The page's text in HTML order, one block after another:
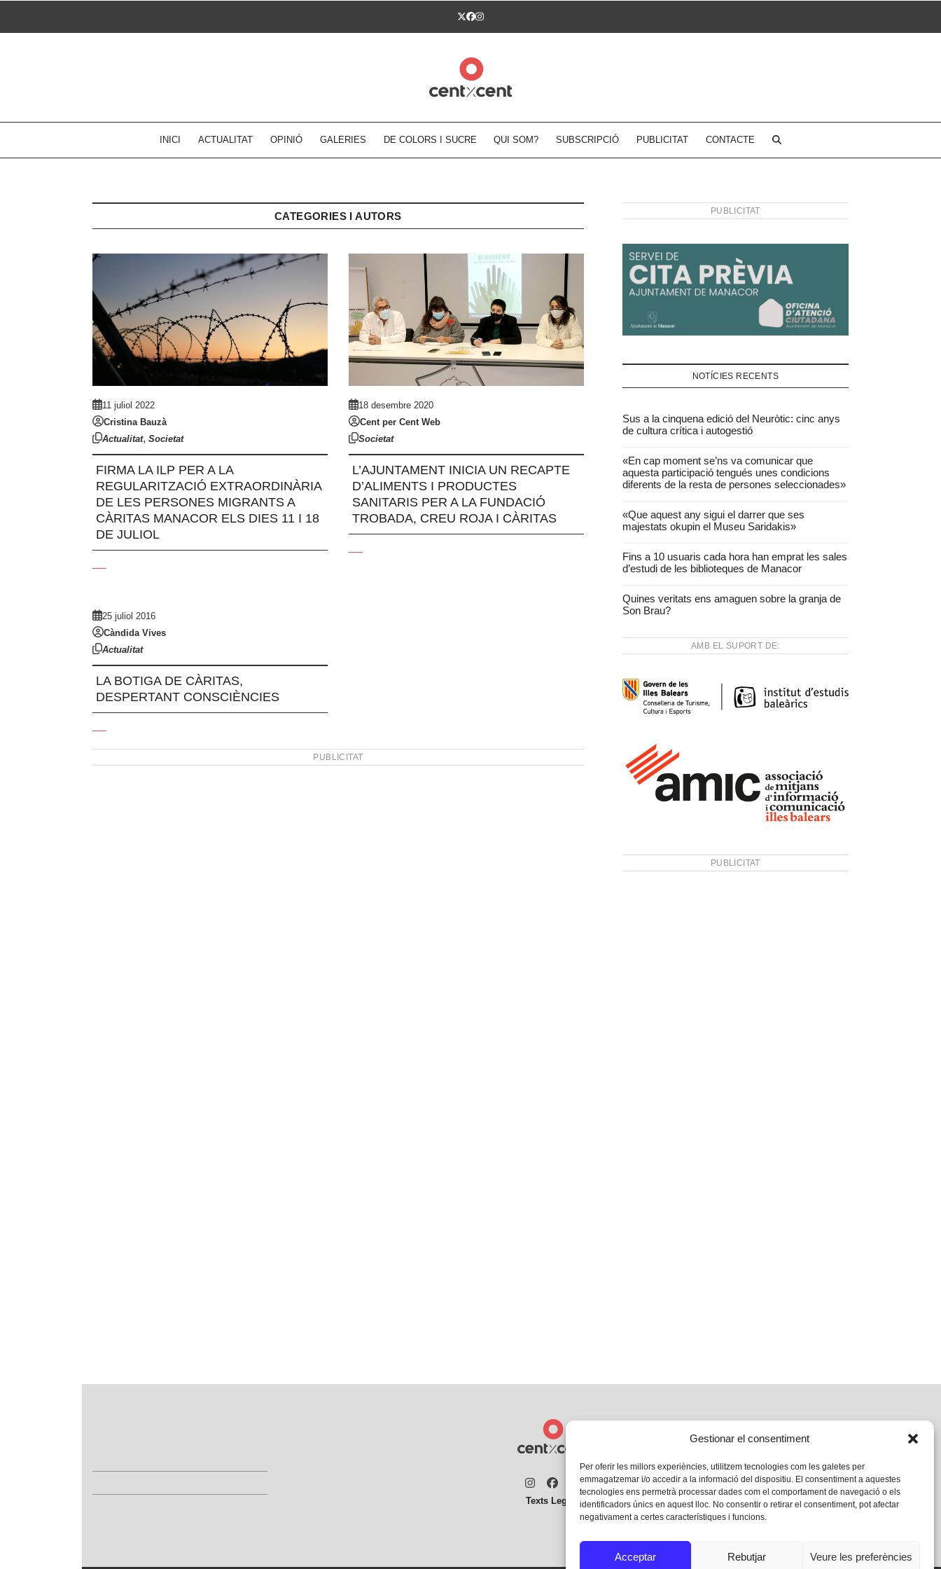
Gestionar el consentiment
Per oferir les millors experiències, utilitzem tecnologies com les galetes per
emmagatzemar i/o accedir a la informació del dispositiu. El consentiment a aquestes
tecnologies ens permetrà processar dades com el comportament de navegació o els
identificadors únics en aquest lloc. No consentir o retirar el consentiment, pot afectar
negativament a certes característiques i funcions.
Acceptar Rebutjar Veure les preferències
Twitter
Facebook
Instagram
INICI ACTUALITAT OPINIÓ GALERIES DE COLORS I SUCRE QUI SOM? SUBSCRIPCIÓ PUBLICITAT CONTACTE
CATEGORIES I AUTORS
11 juliol 2022
Cristina Bauzà
Actualitat, Societat
FIRMA LA ILP PER A LA
REGULARITZACIÓ EXTRAORDINÀRIA
DE LES PERSONES MIGRANTS A
CÀRITAS MANACOR ELS DIES 11 I 18
DE JULIOL
18 desembre 2020
Cent per Cent Web
Societat
L’AJUNTAMENT INICIA UN RECAPTE
D’ALIMENTS I PRODUCTES
SANITARIS PER A LA FUNDACIÓ
TROBADA, CREU ROJA I CÀRITAS
25 juliol 2016
Càndida Vives
Actualitat
LA BOTIGA DE CÀRITAS,
DESPERTANT CONSCIÈNCIES
PUBLICITAT
PUBLICITAT
NOTÍCIES RECENTS
Sus a la cinquena edició del Neuròtic: cinc anys
de cultura crítica i autogestió
«En cap moment se’ns va comunicar que
aquesta participació tengués unes condicions
diferents de la resta de persones seleccionades»
«Que aquest any sigui el darrer que ses
majestats okupin el Museu Saridakis»
Fins a 10 usuaris cada hora han emprat les sales
d’estudi de les biblioteques de Manacor
Quines veritats ens amaguen sobre la granja de
Son Brau?
AMB EL SUPORT DE:
PUBLICITAT
Instagram
Facebook
Twitter
Texts Legals